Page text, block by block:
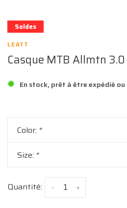
Soldes
LEATT
Casque MTB Allmtn 3.0
En stock, prêt à être expédié
Color: *
Size: *
Quantité: +
-